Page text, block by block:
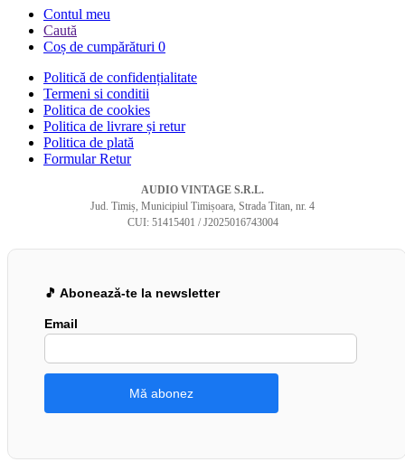
Contul meu
Caută
Coș de cumpărături 0
Politică de confidențialitate
Termeni si conditii
Politica de cookies
Politica de livrare și retur
Politica de plată
Formular Retur
AUDIO VINTAGE S.R.L.
Jud. Timiș, Municipiul Timișoara, Strada Titan, nr. 4
CUI: 51415401 / J2025016743004
🎵 Abonează-te la newsletter
Email